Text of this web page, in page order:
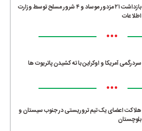
بازداشت ۲۱ مزدور موساد و ۴ شرور مسلح توسط وزارت
اطلاعات
•••
سردرگمی آمریکا و اوکراین با ته کشیدن پاتریوت ها
•••
هلاکت اعضای یک تیم تروریستی در جنوب سیستان و
بلوچستان